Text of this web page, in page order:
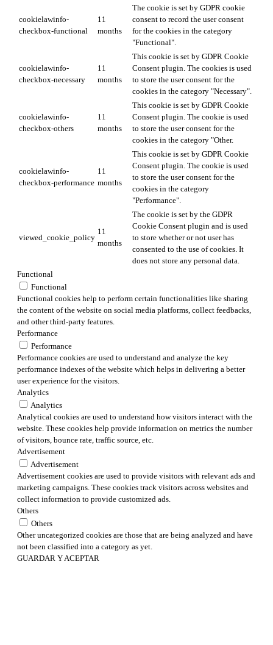
cookielawinfo-
checkbox-functional
11
months
The cookie is set by GDPR cookie
consent to record the user consent
for the cookies in the category
"Functional".
cookielawinfo-
checkbox-necessary
11
months
This cookie is set by GDPR Cookie
Consent plugin. The cookies is used
to store the user consent for the
cookies in the category "Necessary".
cookielawinfo-
checkbox-others
11
months
This cookie is set by GDPR Cookie
Consent plugin. The cookie is used
to store the user consent for the
cookies in the category "Other.
cookielawinfo-
checkbox-performance
11
months
This cookie is set by GDPR Cookie
Consent plugin. The cookie is used
to store the user consent for the
cookies in the category
"Performance".
viewed_cookie_policy
11
months
The cookie is set by the GDPR
Cookie Consent plugin and is used
to store whether or not user has
consented to the use of cookies. It
does not store any personal data.
Functional
Functional
Functional cookies help to perform certain functionalities like sharing
the content of the website on social media platforms, collect feedbacks,
and other third-party features.
Performance
Performance
Performance cookies are used to understand and analyze the key
performance indexes of the website which helps in delivering a better
user experience for the visitors.
Analytics
Analytics
Analytical cookies are used to understand how visitors interact with the
website. These cookies help provide information on metrics the number
of visitors, bounce rate, traffic source, etc.
Advertisement
Advertisement
Advertisement cookies are used to provide visitors with relevant ads and
marketing campaigns. These cookies track visitors across websites and
collect information to provide customized ads.
Others
Others
Other uncategorized cookies are those that are being analyzed and have
not been classified into a category as yet.
GUARDAR Y ACEPTAR